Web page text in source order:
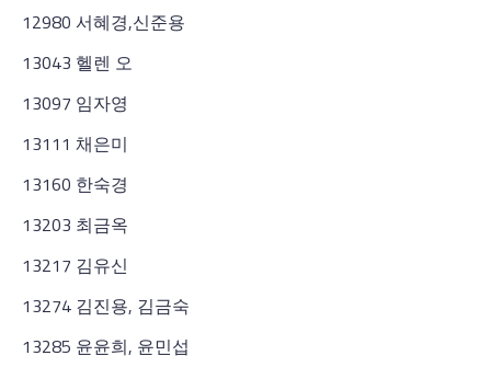
12980 서혜경,신준용
13043 헬렌 오
13097 임자영
13111 채은미
13160 한숙경
13203 최금옥
13217 김유신
13274 김진용, 김금숙
13285 윤윤희, 윤민섭